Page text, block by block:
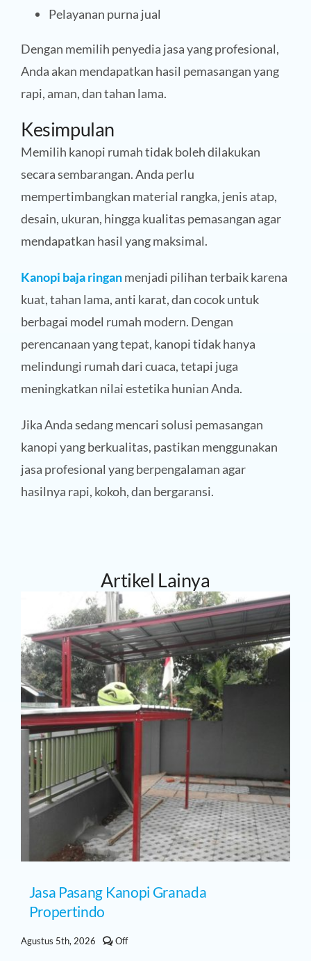
Pelayanan purna jual
Dengan memilih penyedia jasa yang profesional,
Anda akan mendapatkan hasil pemasangan yang
rapi, aman, dan tahan lama.
Kesimpulan
Memilih kanopi rumah tidak boleh dilakukan
secara sembarangan. Anda perlu
mempertimbangkan material rangka, jenis atap,
desain, ukuran, hingga kualitas pemasangan agar
mendapatkan hasil yang maksimal.
Kanopi baja ringanmenjadi pilihan terbaik karena
kuat, tahan lama, anti karat, dan cocok untuk
berbagai model rumah modern. Dengan
perencanaan yang tepat, kanopi tidak hanya
melindungi rumah dari cuaca, tetapi juga
meningkatkan nilai estetika hunian Anda.
Jika Anda sedang mencari solusi pemasangan
kanopi yang berkualitas, pastikan menggunakan
jasa profesional yang berpengalaman agar
hasilnya rapi, kokoh, dan bergaransi.
Artikel Lainya
Jasa Pasang Kanopi Granada
Propertindo
Agustus 5th, 2026 OffComments